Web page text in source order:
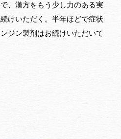
、漢方をもう少し力のある実
けいただく。半年ほどで症状
ジン製剤はお続けいただいて